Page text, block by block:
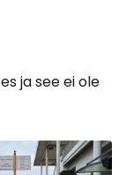
ja see ei ole